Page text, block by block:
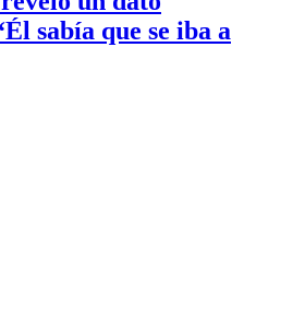
sabía que se iba a